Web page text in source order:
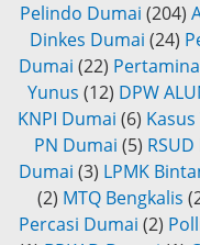
Pelindo Dumai (204)
Dinkes Dumai (24)
Dumai (22)
Yunus (12) DPW
KNPI Dumai (6)
PN Dumai (5)
Dumai (3) LPMK
(2) MTQ Bengkalis
Percasi Dumai (2)